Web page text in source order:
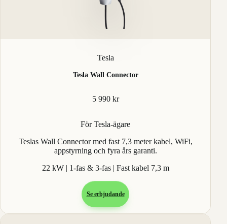
Tesla
Tesla Wall Connector
5 990 kr
För Tesla-ägare
Teslas Wall Connector med fast 7,3 meter kabel, WiFi,
appstyrning och fyra års garanti.
22 kW | 1-fas & 3-fas | Fast kabel 7,3 m
Se erbjudande